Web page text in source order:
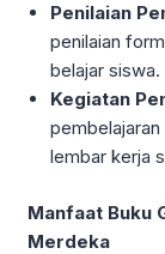
Penilaian
penilaian
belajar siswa.
Kegiatan
lembar kerja
Manfaat Buku
Merdeka